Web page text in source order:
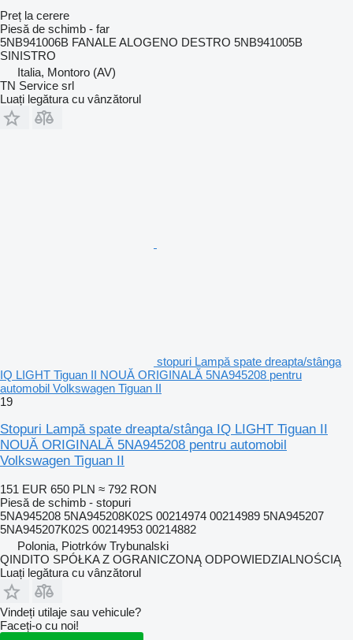
Preț la cerere
Piesă de schimb - far
5NB941006B FANALE ALOGENO DESTRO 5NB941005B
SINISTRO
Italia, Montoro (AV)
TN Service srl
Luați legătura cu vânzătorul
stopuri Lampă spate dreapta/stânga
IQ LIGHT Tiguan II NOUĂ ORIGINALĂ 5NA945208 pentru
automobil Volkswagen Tiguan II
19
Stopuri Lampă spate dreapta/stânga IQ LIGHT Tiguan II
NOUĂ ORIGINALĂ 5NA945208 pentru automobil
Volkswagen Tiguan II
151 EUR 650 PLN ≈ 792 RON
Piesă de schimb - stopuri
5NA945208 5NA945208K02S 00214974 00214989 5NA945207
5NA945207K02S 00214953 00214882
Polonia, Piotrków Trybunalski
QINDITO SPÓŁKA Z OGRANICZONĄ ODPOWIEDZIALNOŚCIĄ
Luați legătura cu vânzătorul
Vindeți utilaje sau vehicule?
Faceți-o cu noi!